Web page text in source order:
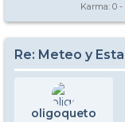
Karma: 0 -
Re: Meteo y
oligoqueto